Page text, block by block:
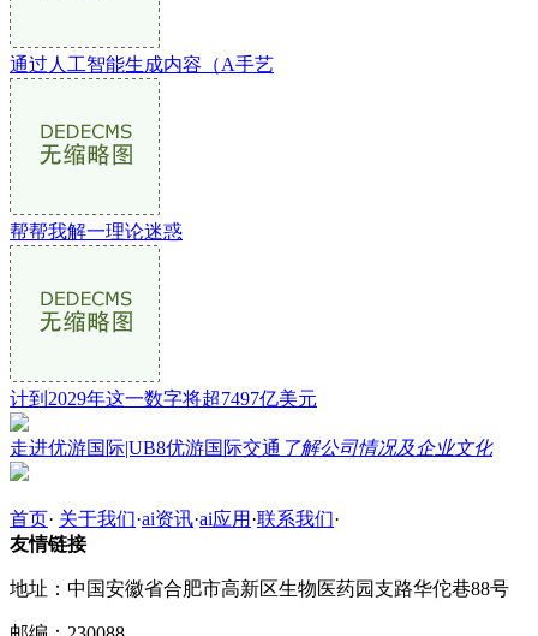
通过人工智能生成内容（A手艺
帮帮我解一理论迷惑
计到2029年这一数字将超7497亿美元
走进优游国际|UB8优游国际交通 了解公司情况及企业文化
首页· 关于我们·ai资讯·ai应用 ·联系我们·
友情链接
地址：中国安徽省合肥市高新区生物医药园支路华佗巷88号